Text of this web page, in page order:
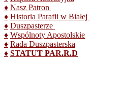
♦ Nasz Patron
♦ Historia Parafii w Białej
♦ Duszpasterze
♦ Wspólnoty Apostolskie
♦ Rada Duszpasterska
♦ STATUT PAR.R.D